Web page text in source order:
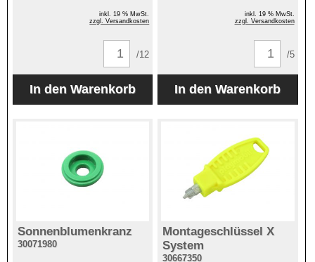
inkl. 19 % MwSt.
zzgl. Versandkosten
/12
inkl. 19 % MwSt.
zzgl. Versandkosten
/5
Sonnenblumenkranz
30071980
Montageschlüssel X
System
30667350